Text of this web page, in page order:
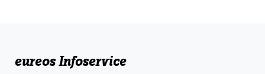
eureos Infoservice